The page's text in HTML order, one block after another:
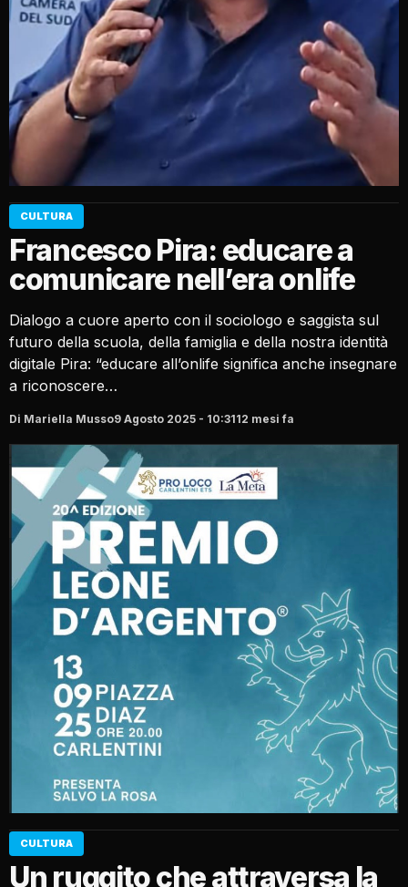
CULTURA
Francesco Pira: educare a
comunicare nell’era onlife
Dialogo a cuore aperto con il sociologo e saggista sul
futuro della scuola, della famiglia e della nostra identità
digitale Pira: “educare all’onlife significa anche insegnare
a riconoscere…
Di Mariella Musso9 Agosto 2025 - 10:3112 mesi fa
CULTURA
Un ruggito che attraversa la